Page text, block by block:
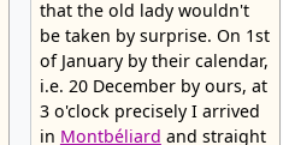
that the old lady wouldn't
be taken by surprise. On 1st
of January by their calendar,
i.e. 20 December by ours, at
3 o'clock precisely I arrived
in Montbéliard and straight